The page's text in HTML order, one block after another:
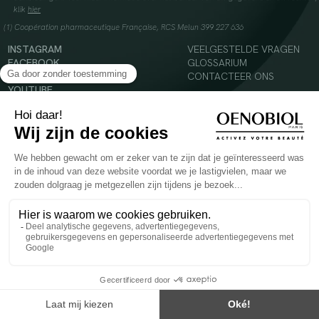
klik hier
(1) Coopération pharmaceutique Française, RCS Melun 399 227 636
INSTAGRAM
FACEBOOK
TIKTOK
YOUTUBE
VEELGESTELDE VRAGEN
GLOSSARIUM
CONTACTEER ONS
Voedingssupplement dat moet worden geconsumeerd als onderdeel van een gevarieerde,
evenwichtige voeding en een gezonde levensstijl. Aanbevolen dagelijkse dosis niet
overschrijden. Enkel voor volwassenen, buiten het bereik van kinderen houden.